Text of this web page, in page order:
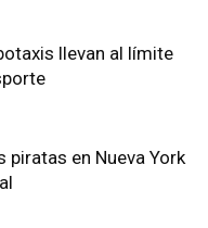
llevan al límite
piratas en Nueva York